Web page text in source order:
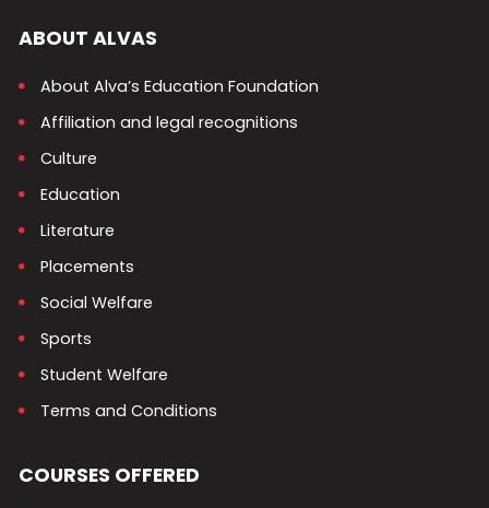
ABOUT ALVAS
About Alva’s Education Foundation
Affiliation and legal recognitions
Culture
Education
Literature
Placements
Social Welfare
Sports
Student Welfare
Terms and Conditions
COURSES OFFERED